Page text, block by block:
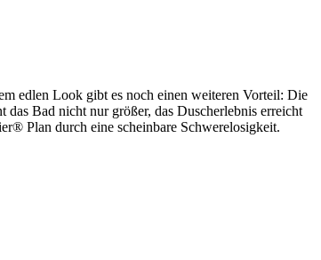
edlen Look gibt es noch einen weiteren Vorteil: Die
Bad nicht nur größer, das Duscherlebnis erreicht
Plan durch eine scheinbare Schwerelosigkeit.